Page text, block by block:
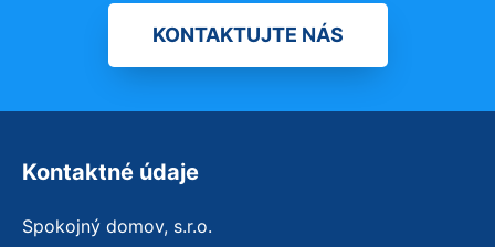
KONTAKTUJTE NÁS
Kontaktné údaje
Spokojný domov, s.r.o.